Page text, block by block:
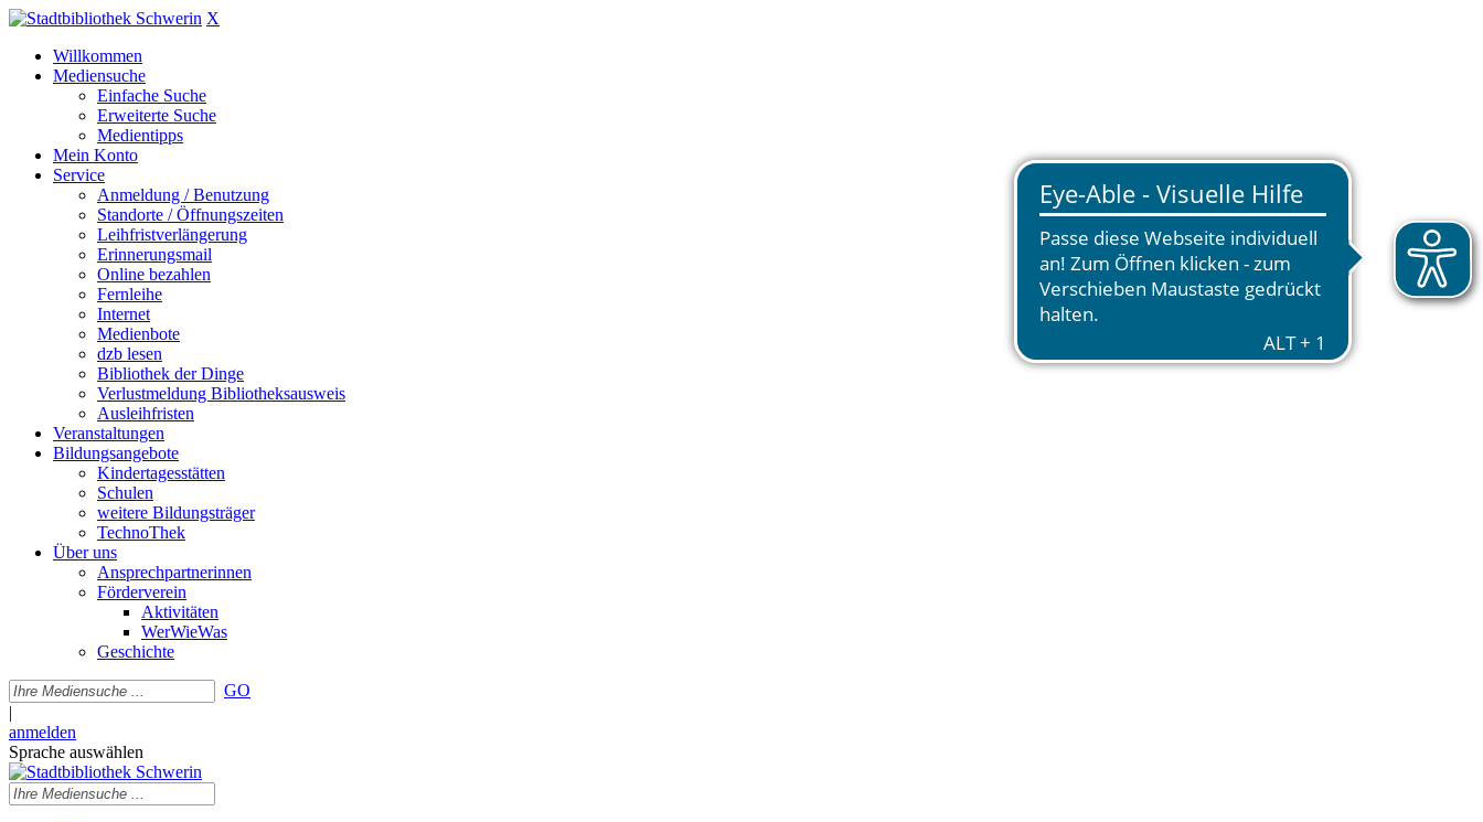
X
Willkommen
Mediensuche
Einfache Suche
Erweiterte Suche
Medientipps
Mein Konto
Service
Anmeldung / Benutzung
Standorte / Öffnungszeiten
Leihfristverlängerung
Erinnerungsmail
Online bezahlen
Fernleihe
Internet
Medienbote
dzb lesen
Bibliothek der Dinge
Verlustmeldung Bibliotheksausweis
Ausleihfristen
Veranstaltungen
Bildungsangebote
Kindertagesstätten
Schulen
weitere Bildungsträger
TechnoThek
Über uns
Ansprechpartnerinnen
Förderverein
Aktivitäten
WerWieWas
Geschichte
GO
|
anmelden
Sprache auswählen